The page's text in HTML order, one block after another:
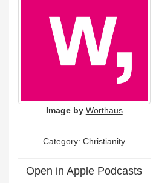
Image by Worthaus
Category: Christianity
Open in Apple Podcasts